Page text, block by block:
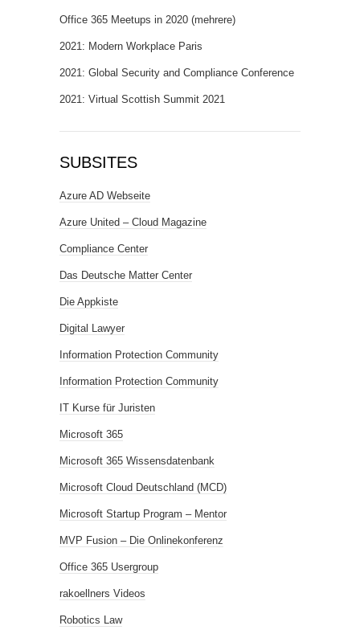
Office 365 Meetups in 2020 (mehrere)
2021: Modern Workplace Paris
2021: Global Security and Compliance Conference
2021: Virtual Scottish Summit 2021
SUBSITES
Azure AD Webseite
Azure United – Cloud Magazine
Compliance Center
Das Deutsche Matter Center
Die Appkiste
Digital Lawyer
Information Protection Community
Information Protection Community
IT Kurse für Juristen
Microsoft 365
Microsoft 365 Wissensdatenbank
Microsoft Cloud Deutschland (MCD)
Microsoft Startup Program – Mentor
MVP Fusion – Die Onlinekonferenz
Office 365 Usergroup
rakoellners Videos
Robotics Law